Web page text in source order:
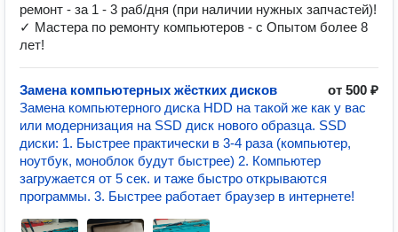
ремонт - за 1 - 3 раб/дня (при наличии нужных запчастей)!
✓ Мастера по ремонту компьютеров - с Опытом более 8
лет!
Замена компьютерных жёстких дисков
от 500 ₽
Замена компьютерного диска HDD на такой же как у вас
или модернизация на SSD диск нового образца. SSD
диски: 1. Быстрее практически в 3-4 раза (компьютер,
ноутбук, моноблок будут быстрее) 2. Компьютер
загружается от 5 сек. и таже быстро открываются
программы. 3. Быстрее работает браузер в интернете!